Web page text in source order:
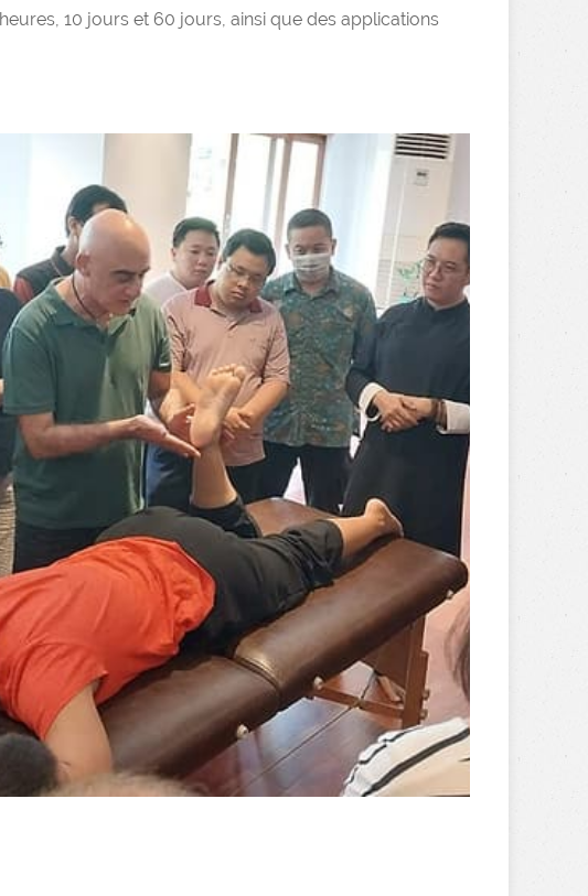
10 jours et 60 jours, ainsi que des applications